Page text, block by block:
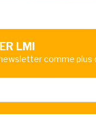
LMI
comme